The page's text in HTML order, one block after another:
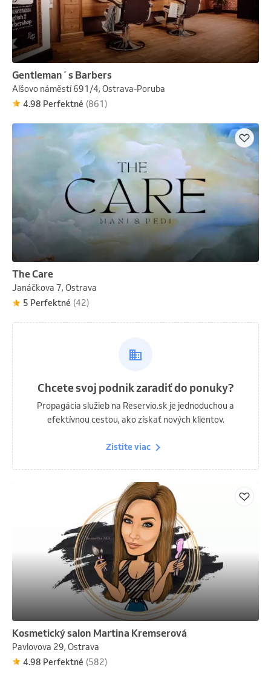
Gentleman´s Barbers
Alšovo náměstí 691/4, Ostrava-Poruba
4.98 Perfektné (861)
The Care
Janáčkova 7, Ostrava
5 Perfektné (42)
Chcete svoj podnik zaradiť do ponuky?
Propagácia služieb na Reservio.sk je jednoduchou a
efektívnou cestou, ako získať nových klientov.
Zistite viac
Kosmetický salon Martina Kremserová
Pavlovova 29, Ostrava
4.98 Perfektné (582)